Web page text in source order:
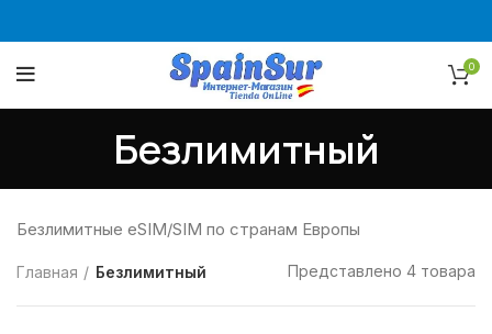
0
Безлимитный
Безлимитные eSIM/SIM по странам Европы
Главная Безлимитный Представлено 4 товара